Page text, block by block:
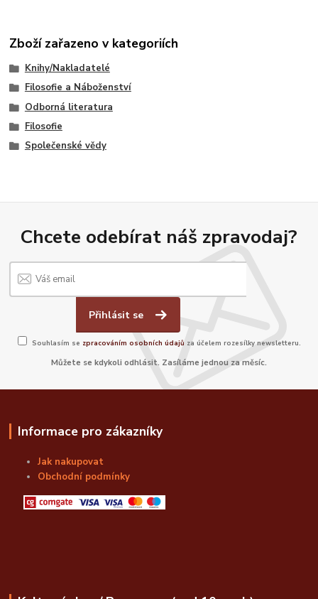
Zboží zařazeno v kategoriích
Knihy/Nakladatelé
Filosofie a Náboženství
Odborná literatura
Filosofie
Společenské vědy
Chcete odebírat náš zpravodaj?
Přihlásit se
Souhlasím se zpracováním osobních údajů za účelem rozesílky newsletteru.
Můžete se kdykoli odhlásit. Zasíláme jednou za měsíc.
Informace pro zákazníky
Jak nakupovat
Obchodní podmínky